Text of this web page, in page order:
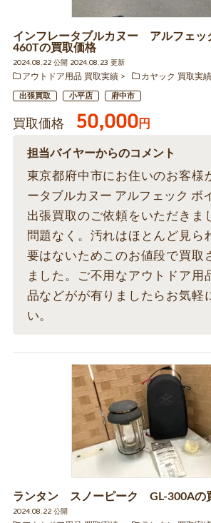
インフレータブルカヌー アルフェ
460Tの買取価格
2024.08.22 公開 2024.08.23 更新
アウトドア用品 買取実績
カヤック 買取実績
出張買取 小平店 府中市
買取価格 50,000円
担当バイヤーからのコメント
東京都府中市にお住いのお客様
ータブルカヌー アルフェック ボ
出張買取のご依頼をいただきま
問題なく。汚れはほとんど見ら
要はないためこのお値段で買取
ました。ご不用なアウトドア用
品などがが有りましたらお気軽
い。
ランタン スノーピーク GL-300Aの
2024.08.22 公開